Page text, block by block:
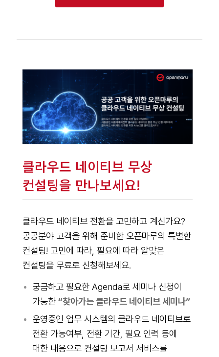
클라우드 네이티브 무상
컨설팅을 만나보세요!
클라우드 네이티브 전환을 고민하고 계신가요?
공공분야 고객을 위해 준비한 오픈마루의 특별한
컨설팅! 고민에 따라, 필요에 따라 알맞은
컨설팅을 무료로 신청해보세요.
궁금하고 필요한 Agenda로 세미나 신청이
가능한 “찾아가는 클라우드 네이티브 세미나”
운영중인 업무 시스템의 클라우드 네이티브로
전환 가능여부, 전환 기간, 필요 인력 등에
대한 내용으로 컨설팅 보고서 서비스를